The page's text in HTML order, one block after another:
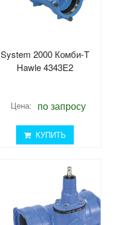
System 2000 Комби-T
Hawle 4343E2
Цена: по запросу
КУПИТЬ